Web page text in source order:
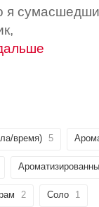
я
время) 5
2 Соло 1